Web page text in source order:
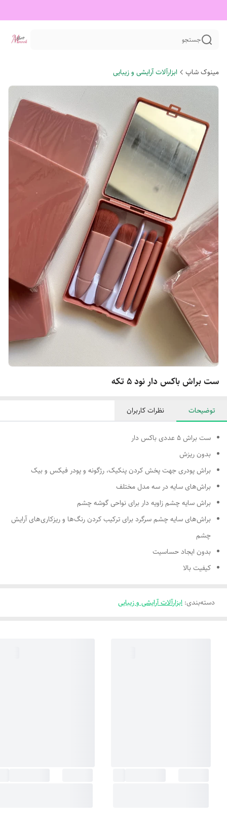
جستجو
مینوک شاپ ابزارآلات آرایشی و زیبایی
ست براش باکس دار نود ۵ تکه
توضیحات نظرات کاربران
ست براش 5 عددی باکس دار
بدون ریزش
براش پودری جهت پخش کردن پنکیک، رژگونه و پودر فیکس و بیک
براش‌های سایه در سه مدل مختلف
براش سایه چشم زاویه دار برای نواحی گوشه چشم
براش‌های سایه چشم سرگرد برای ترکیب کردن رنگ‌ها و ریزکاری‌های آرایش
چشم
بدون ایجاد حساسیت
کیفیت بالا
دسته‌بندی: ابزارآلات آرایشی و زیبایی